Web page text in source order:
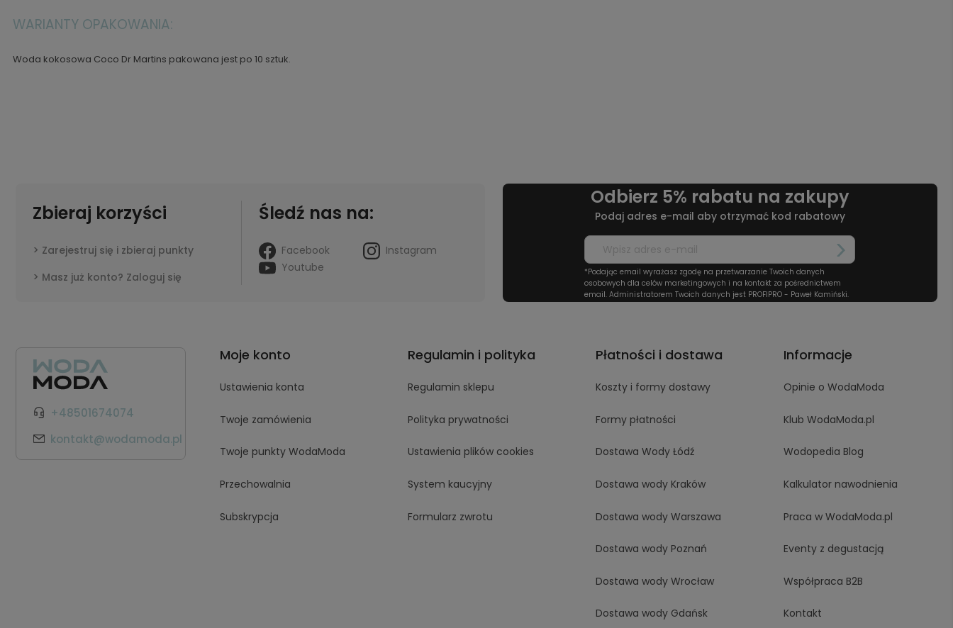
WARIANTY OPAKOWANIA:
Woda kokosowa Coco Dr Martins pakowana jest po 10 sztuk.
Zbieraj korzyści
Zarejestruj się i zbieraj punkty
Masz już konto? Zaloguj się
Śledź nas na:
Facebook
Instagram
Youtube
Odbierz 5% rabatu na zakupy
Podaj adres e-mail aby otrzymać kod rabatowy
*Podając email wyrażasz zgodę na przetwarzanie Twoich danych
osobowych dla celów marketingowych i na kontakt za pośrednictwem
email. Administratorem Twoich danych jest PROFIPRO - Paweł Kamiński.
+48501674074
kontakt@wodamoda.pl
Moje konto
Ustawienia konta
Twoje zamówienia
Twoje punkty WodaModa
Przechowalnia
Subskrypcja
Regulamin i polityka
Regulamin sklepu
Polityka prywatności
Ustawienia plików cookies
System kaucyjny
Formularz zwrotu
Płatności i dostawa
Koszty i formy dostawy
Formy płatności
Dostawa Wody Łódź
Dostawa wody Kraków
Dostawa wody Warszawa
Dostawa wody Poznań
Dostawa wody Wrocław
Dostawa wody Gdańsk
Informacje
Opinie o WodaModa
Klub WodaModa.pl
Wodopedia Blog
Kalkulator nawodnienia
Praca w WodaModa.pl
Eventy z degustacją
Współpraca B2B
Kontakt